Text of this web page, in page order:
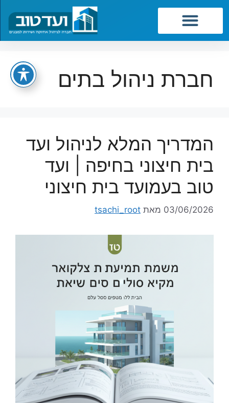
חברת ניהול בתים
המדריך המלא לניהול ועד
בית חיצוני בחיפה | ועד
טוב בעמועד בית חיצוני
03/06/2026 מאת tsachi_root